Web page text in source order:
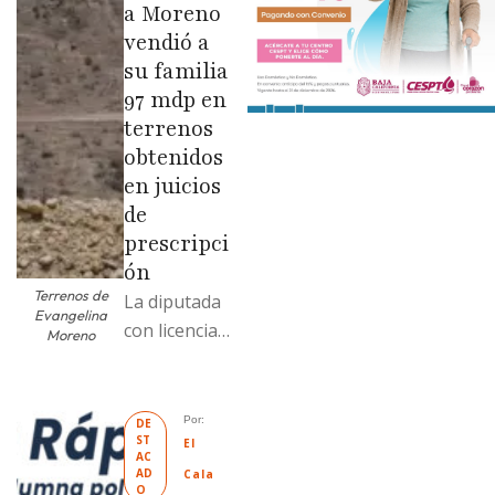
Terrenos de
Evangelina
Moreno
a Moreno
vendió a
su familia
97 mdp en
terrenos
obtenidos
en juicios
de
prescripci
ón
La diputada
con licencia
antecedente
s de
prescripción
DE
ST
AC
AD
O
Por:
El
Cala